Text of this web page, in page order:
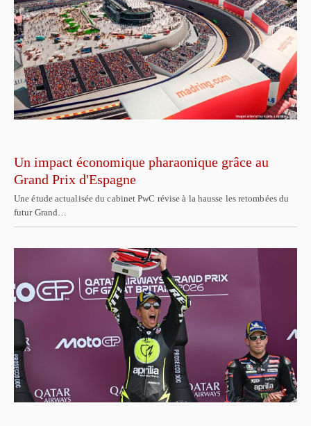
Un impact économique pharaonique grâce au
Grand Prix d'Espagne
Une étude actualisée du cabinet PwC révise à la hausse les retombées du
futur Grand…